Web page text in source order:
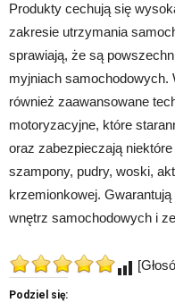
Produkty cechują się
zakresie utrzymania
sprawiają, że są
myjniach samochodowych.
również zaawansowane
motoryzacyjne, które
oraz zabezpieczają
szampony, pudry, woski,
krzemionkowej.
wnętrz samochodowych i
Podziel się: